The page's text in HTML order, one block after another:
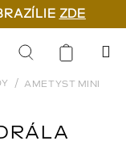
ZDE
Hledat
AMETYST MINI